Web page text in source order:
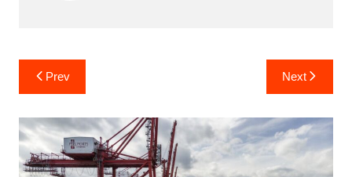
Bejegyzés
navigáció
Prev Next